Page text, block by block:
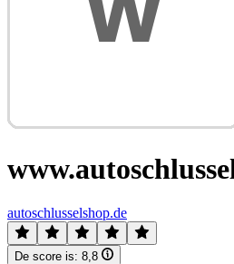
autoschlusselshop.de
De score is: 8,8